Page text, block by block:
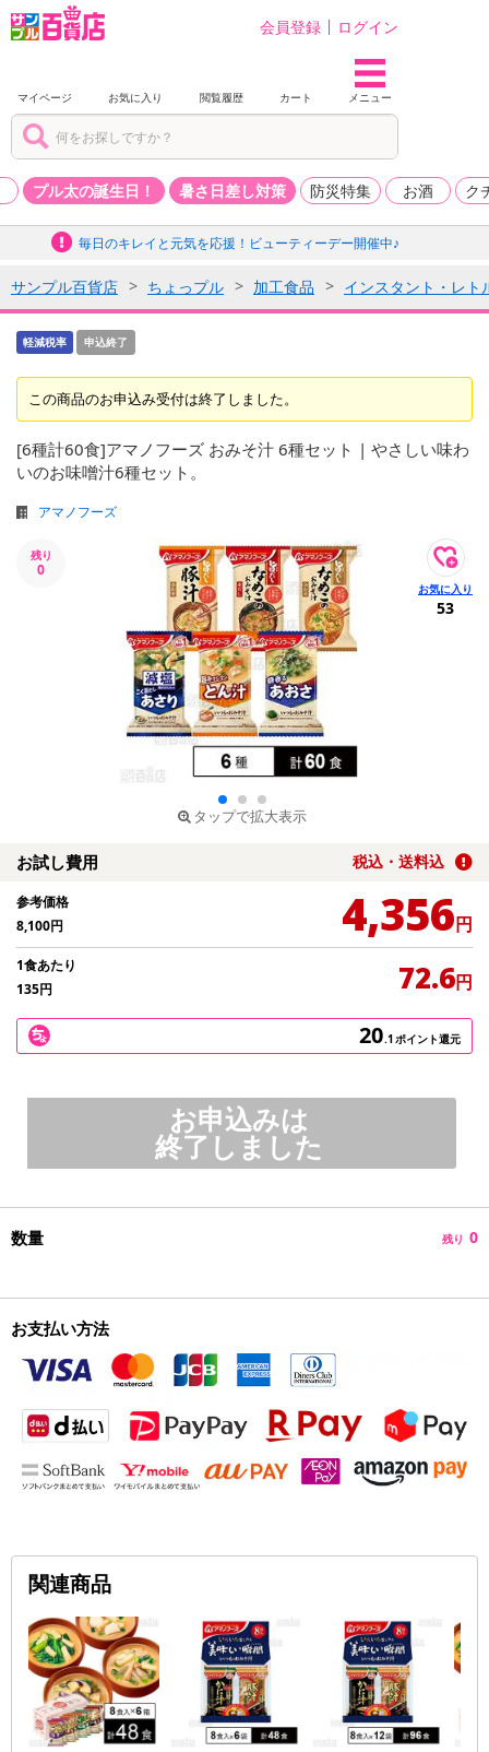
会員登録 ログイン
マイページ お気に入り 閲覧履歴 カート メニュー
プル太の誕生日！ 暑さ日差し対策 防災特集 お酒 ク
毎日のキレイと元気を応援！ビューティーデー開催中♪
サンプル百貨店 ちょっプル 加工食品 インスタント・レト
軽減税率 申込終了
この商品のお申込み受付は終了しました。
[6種計60食]アマノフーズ おみそ汁 6種セット | やさしい味わ
いのお味噌汁6種セット。
アマノフーズ
残り
0
タップで拡大表示
53
お試し費用 税込・送料込
参考価格
8,100円 4,356円
1食あたり
135円 72.6円
20.1ポイント還元
お申込みは
終了しました
数量 残り 0
お支払い方法
関連商品